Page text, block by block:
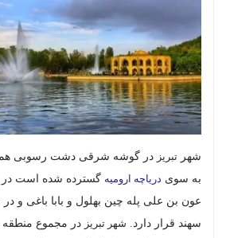
شهر تبریز در گوشه شرقی دشت رسوبی
به سوی دریاچه ارومیه گسترده شده است در
عون بن علی پله چین بهلول و بابا باغی و
سهند قرار دارد. شهر تبریز در مجموع